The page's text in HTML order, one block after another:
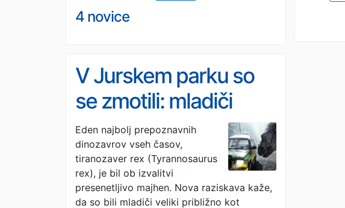
4 novice
V Jurskem parku so
se zmotili: mladiči
tiranozavra so bili ob
izvalitvi majhni kot
mačka
Eden najbolj prepoznavnih
dinozavrov vseh časov,
tiranozaver rex (Tyrannosaurus
rex), je bil ob izvalitvi
presenetljivo majhen. Nova raziskava kaže,
da so bili mladiči veliki približno kot